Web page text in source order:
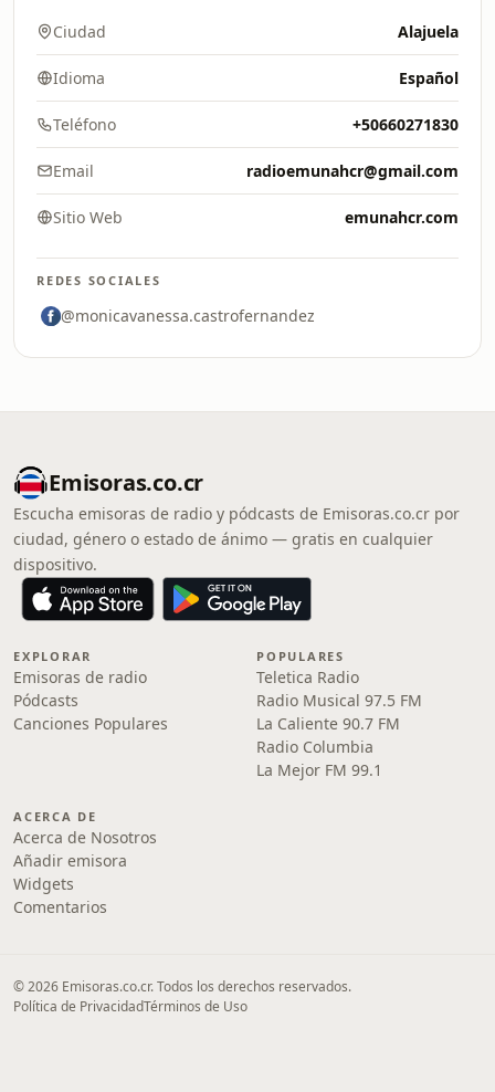
Ciudad Alajuela
Idioma Español
Teléfono +50660271830
Email radioemunahcr@gmail.com
Sitio Web emunahcr.com
REDES SOCIALES
@monicavanessa.castrofernandez
Emisoras.co.cr
Escucha emisoras de radio y pódcasts de Emisoras.co.cr por
ciudad, género o estado de ánimo — gratis en cualquier
dispositivo.
EXPLORAR
Emisoras de radio
Pódcasts
Canciones Populares
POPULARES
Teletica Radio
Radio Musical 97.5 FM
La Caliente 90.7 FM
Radio Columbia
La Mejor FM 99.1
ACERCA DE
Acerca de Nosotros
Añadir emisora
Widgets
Comentarios
© 2026 Emisoras.co.cr. Todos los derechos reservados.
Política de PrivacidadTérminos de Uso